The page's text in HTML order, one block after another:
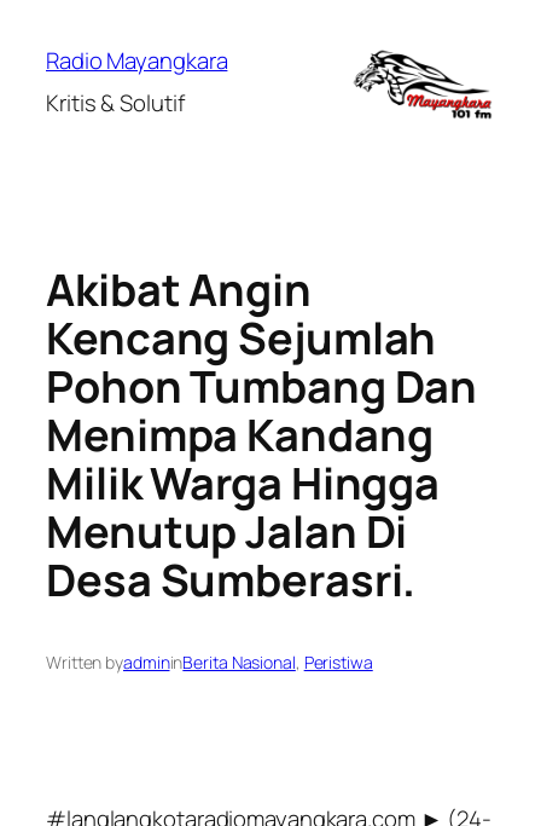
Radio Mayangkara
Kritis & Solutif
Akibat Angin
Kencang Sejumlah
Pohon Tumbang Dan
Menimpa Kandang
Milik Warga Hingga
Menutup Jalan Di
Desa Sumberasri.
Written byadmininBerita Nasional, Peristiwa
#langlangkotaradiomayangkara.com ► (24-